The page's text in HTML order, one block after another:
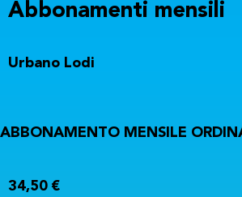
Abbonamenti mensili
Urbano Lodi
ABBONAMENTO MENSILE
34,50 €